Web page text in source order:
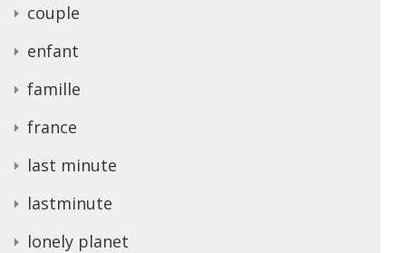
couple
enfant
famille
france
last minute
lastminute
lonely planet